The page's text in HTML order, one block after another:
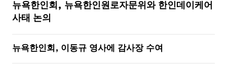
뉴욕한인회, 뉴욕한인원로자문위와 한인데이케어
사태 논의
뉴욕한인회, 이동규 영사에 감사장 수여